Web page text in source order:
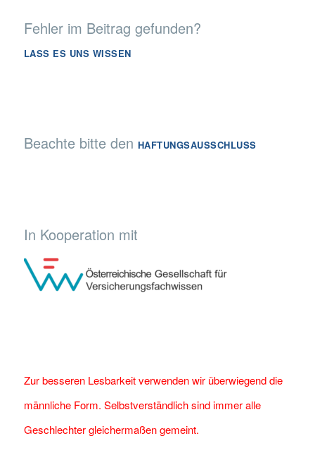
Fehler im Beitrag gefunden?
LASS ES UNS WISSEN
Beachte bitte den HAFTUNGSAUSSCHLUSS
In Kooperation mit
Zur besseren Lesbarkeit verwenden wir überwiegend die
männliche Form. Selbstverständlich sind immer alle
Geschlechter gleichermaßen gemeint.